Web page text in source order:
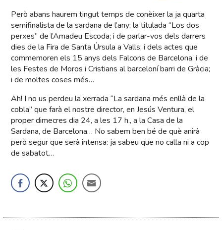
Però abans haurem tingut temps de conèixer la ja quarta
semifinalista de la sardana de l’any: la titulada “Los dos
perxes” de l’Amadeu Escoda; i de parlar-vos dels darrers
dies de la Fira de Santa Úrsula a Valls; i dels actes que
commemoren els 15 anys dels Falcons de Barcelona, i de
les Festes de Moros i Cristians al barceloní barri de Gràcia;
i de moltes coses més…
Ah! I no us perdeu la xerrada “La sardana més enllà de la
cobla” que farà el nostre director, en Jesús Ventura, el
proper dimecres dia 24, a les 17 h., a la Casa de la
Sardana, de Barcelona… No sabem ben bé de què anirà
però segur que serà intensa: ja sabeu que no calla ni a cop
de sabatot…